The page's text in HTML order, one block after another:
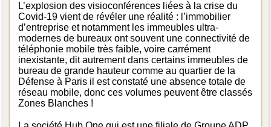
L’explosion des visioconférences liées à la crise du
Covid-19 vient de révéler une réalité : l’immobilier
d’entreprise et notamment les immeubles ultra-
modernes de bureaux ont souvent une connectivité de
téléphonie mobile très faible, voire carrément
inexistante, dit autrement dans certains immeubles de
bureau de grande hauteur comme au quartier de la
Défense à Paris il est constaté une absence totale de
réseau mobile, donc ces volumes peuvent être classés
Zones Blanches !